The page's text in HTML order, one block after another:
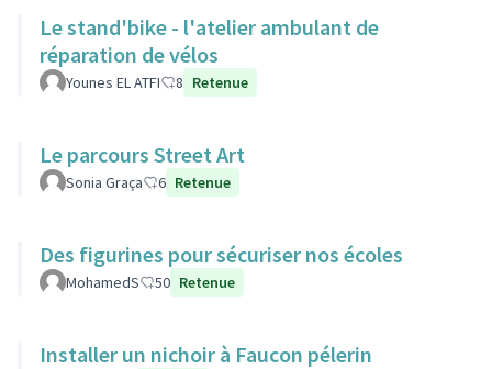
Le stand'bike - l'atelier ambulant de
réparation de vélos
Younes EL ATFI 8 Retenue
Le parcours Street Art
Sonia Graça 6 Retenue
Des figurines pour sécuriser nos écoles
MohamedS 50 Retenue
Installer un nichoir à Faucon pélerin